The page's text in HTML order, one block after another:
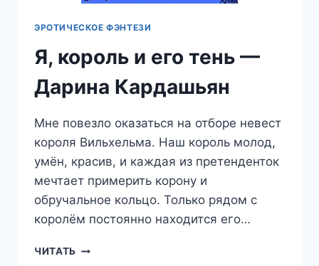
ЭРОТИЧЕСКОЕ ФЭНТЕЗИ
Я, король и его тень —
Дарина Кардашьян
Мне повезло оказаться на отборе невест
короля Вильхельма. Наш король молод,
умён, красив, и каждая из претенденток
мечтает примерить корону и
обручальное кольцо. Только рядом с
королём постоянно находится его…
ЧИТАТЬ Я,